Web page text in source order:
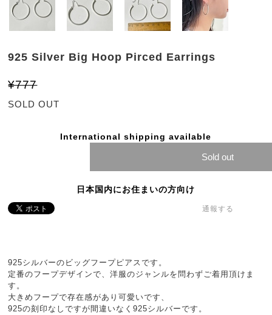
925 Silver Big Hoop Pirced Earrings
¥777
SOLD OUT
International shipping available
Sold out
日本国内にお住まいの方向け
通報する
925シルバーのビッグフープピアスです。
定番のフープデザインで、洋服のジャンルを問わずご着用頂けま
す。
大きめフープで存在感があり可愛いです、
925の刻印なしですが間違いなく925シルバーです。